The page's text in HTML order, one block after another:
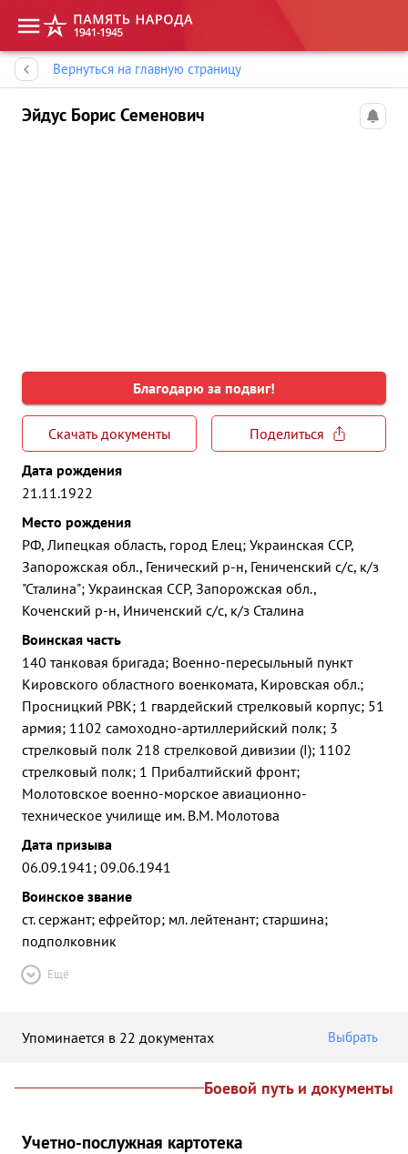
Вернуться на главную страницу
Эйдус Борис Семенович
Благодарю за подвиг!
Скачать документы
Поделиться
Дата рождения
21.11.1922
Место рождения
РФ, Липецкая область, город Елец; Украинская ССР,
Запорожская обл., Генический р-н, Гениченский с/с, к/з
"Сталина"; Украинская ССР, Запорожская обл.,
Коченский р-н, Иниченский с/с, к/з Сталина
Воинская часть
140 танковая бригада; Военно-пересыльный пункт
Кировского областного военкомата, Кировская обл.;
Просницкий РВК; 1 гвардейский стрелковый корпус; 51
армия; 1102 самоходно-артиллерийский полк; 3
стрелковый полк 218 стрелковой дивизии (I); 1102
стрелковый полк; 1 Прибалтийский фронт;
Молотовское военно-морское авиационно-
техническое училище им. В.М. Молотова
Дата призыва
06.09.1941; 09.06.1941
Воинское звание
ст. сержант; ефрейтор; мл. лейтенант; старшина;
подполковник
Ещё
Упоминается в 22 документах Выбрать
Боевой путь и документы
Учетно-послужная картотека
Память народа